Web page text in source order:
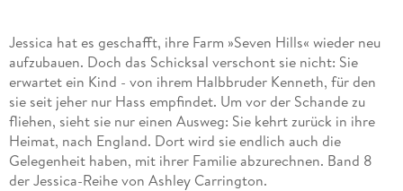
Jessica hat es geschafft, ihre Farm »Seven Hills« wieder neu
aufzubauen. Doch das Schicksal verschont sie nicht: Sie
erwartet ein Kind - von ihrem Halbbruder Kenneth, für den
sie seit jeher nur Hass empfindet. Um vor der Schande zu
fliehen, sieht sie nur einen Ausweg: Sie kehrt zurück in ihre
Heimat, nach England. Dort wird sie endlich auch die
Gelegenheit haben, mit ihrer Familie abzurechnen. Band 8
der Jessica-Reihe von Ashley Carrington.